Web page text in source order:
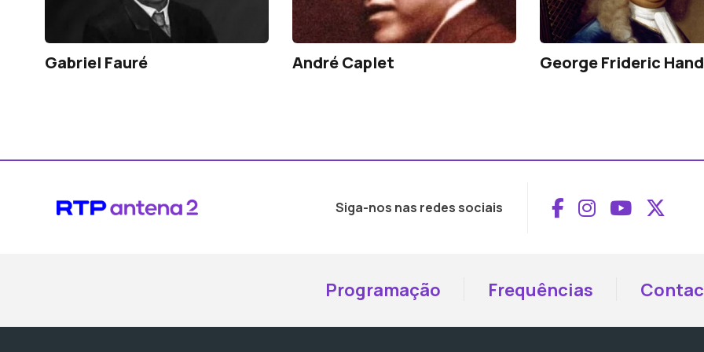
Gabriel Fauré André Caplet George Frideric
Siga-nos nas redes sociais Aceder ao
Aceder ao
Aceder
Programação Frequências